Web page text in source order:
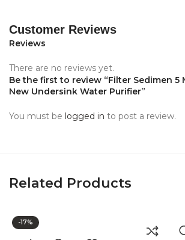
Customer Reviews
Reviews
There are no reviews yet.
Be the first to review “Filter Sedimen 5
New Undersink Water Purifier”
You must be logged in to post a review.
Related Products
-17%